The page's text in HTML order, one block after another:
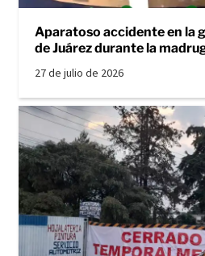
Aparatoso accidente en la
de Juárez durante la
27 de julio de 2026